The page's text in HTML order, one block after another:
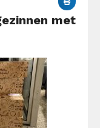
met